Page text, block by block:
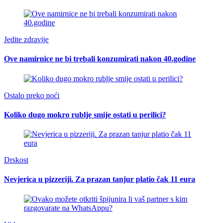
Jedite zdravije
Ove namirnice ne bi trebali konzumirati nakon 40.godine
Ostalo preko noći
Koliko dugo mokro rublje smije ostati u perilici?
Drskost
Nevjerica u pizzeriji. Za prazan tanjur platio čak 11 eura